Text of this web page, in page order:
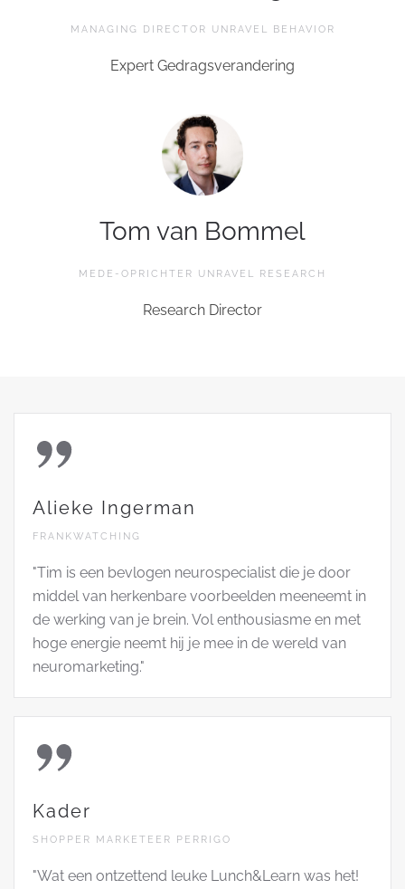
MANAGING DIRECTOR UNRAVEL BEHAVIOR
Expert Gedragsverandering
Tom van Bommel
MEDE-OPRICHTER UNRAVEL RESEARCH
Research Director
Alieke Ingerman
FRANKWATCHING
"Tim is een bevlogen neurospecialist die je door
middel van herkenbare voorbeelden meeneemt in
de werking van je brein. Vol enthousiasme en met
hoge energie neemt hij je mee in de wereld van
neuromarketing."
Kader
SHOPPER MARKETEER PERRIGO
"Wat een ontzettend leuke Lunch&Learn was het!